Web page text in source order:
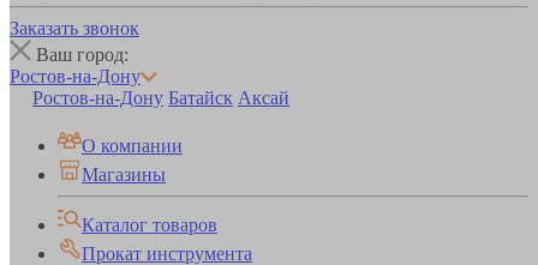
Заказать звонок
Ваш город:
Ростов-на-Дону
Ростов-на-Дону Батайск Аксай
О компании
Магазины
Каталог товаров
Прокат инструмента